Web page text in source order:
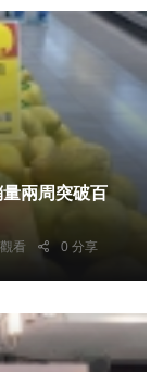
兩周突破百
看 0 分享